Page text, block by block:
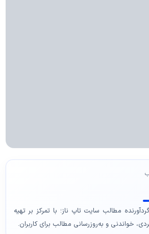
مطالب سایت تاپ ناز؛ با تمرکز بر تهیه
خواندنی و به‌روزرسانی مطالب برای کاربران.